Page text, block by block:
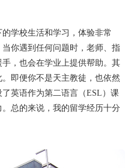
学校生活和学习，体验非常
你遇到任何问题时，老师、指
，也会在学业上提供帮助。其
即便你不是天主教徒，也依然
英语作为第二语言（ESL）课
总的来说，我的留学经历十分